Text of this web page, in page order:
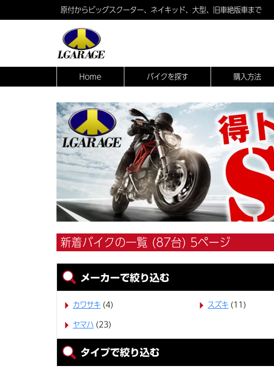
原付からビッグスクーター、ネイキッド、大型、旧車絶版車まで
Home バイクを探す 購入方法
新着バイクの一覧 (87台) 5ページ
メーカーで絞り込む
カワサキ (4) スズキ (11)
ヤマハ (23)
タイプで絞り込む